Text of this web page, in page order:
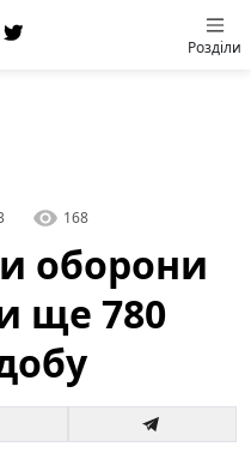
Розділи
168
оборони
ще 780